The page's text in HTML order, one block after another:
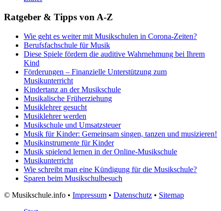
Ratgeber & Tipps von A-Z
Wie geht es weiter mit Musikschulen in Corona-Zeiten?
Berufsfachschule für Musik
Diese Spiele fördern die auditive Wahrnehmung bei Ihrem
Kind
Förderungen – Finanzielle Unterstützung zum
Musikunterricht
Kindertanz an der Musikschule
Musikalische Früherziehung
Musiklehrer gesucht
Musiklehrer werden
Musikschule und Umsatzsteuer
Musik für Kinder: Gemeinsam singen, tanzen und musizieren!
Musikinstrumente für Kinder
Musik spielend lernen in der Online-Musikschule
Musikunterricht
Wie schreibt man eine Kündigung für die Musikschule?
Sparen beim Musikschulbesuch
© Musikschule.info • Impressum • Datenschutz • Sitemap